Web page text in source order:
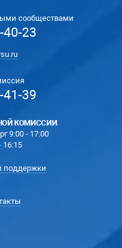
сообществами
40-23
41-39
КОМИССИИ
9:00 - 17:00
16:15
поддержки